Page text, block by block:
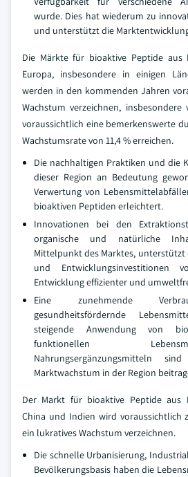
wurde. Dies hat wiederum zu
und unterstützt die
Die Märkte für bioaktive Peptide aus
Europa, insbesondere in einigen
werden in den kommenden Jahren
Wachstum verzeichnen,
voraussichtlich eine bemerkenswerte
Wachstumsrate von 11,4 % erreichen.
Die nachhaltigen Praktiken und die
dieser Region an Bedeutung
Verwertung von
bioaktiven Peptiden erleichtert.
Innovationen bei den
organische und natürliche
Mittelpunkt des Marktes, unterstützt
und Entwicklungsinvestitionen
Entwicklung effizienter und
Eine zunehmende
gesundheitsfördernde
steigende Anwendung von
funktionellen
Nahrungsergänzungsmitteln
Marktwachstum in der Region
Der Markt für bioaktive Peptide aus
China und Indien wird voraussichtlich
ein lukratives Wachstum verzeichnen.
Die schnelle Urbanisierung,
Bevölkerungsbasis haben die